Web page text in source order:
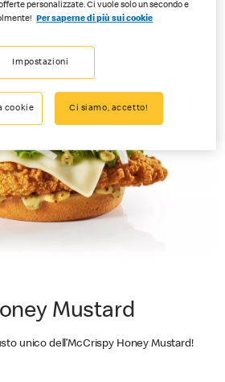
Mustard
unico dell’McCrispy Honey Mustard!
personalizzate. Ci vuole solo un secondo e
Per saperne di più sui cookie
Impostazioni
cookie Ci siamo, accetto!